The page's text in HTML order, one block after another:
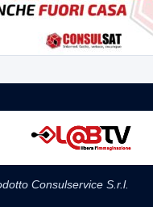
Consulservice S.r.l.